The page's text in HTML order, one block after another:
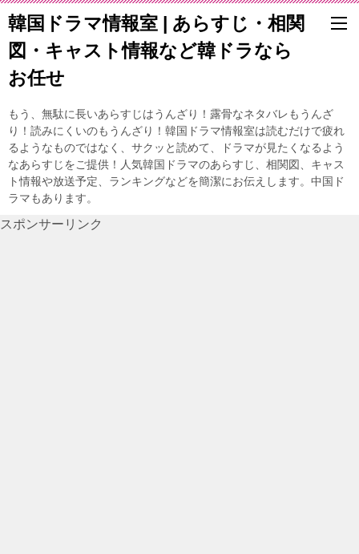
韓国ドラマ情報室 | あらすじ・相関
図・キャスト情報など韓ドラなら
お任せ
もう、無駄に長いあらすじはうんざり！露骨なネタバレもうんざ
り！読みにくいのもうんざり！韓国ドラマ情報室は読むだけで疲れ
るようなものではなく、サクッと読めて、ドラマが見たくなるよう
なあらすじをご提供！人気韓国ドラマのあらすじ、相関図、キャス
ト情報や放送予定、ランキングなどを簡潔にお伝えします。中国ド
ラマもあります。
スポンサーリンク